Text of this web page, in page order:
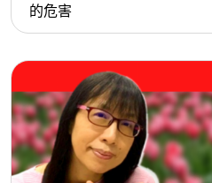
的危害